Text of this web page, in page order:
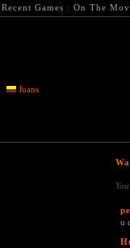
Recent Games : On The
Juans
u